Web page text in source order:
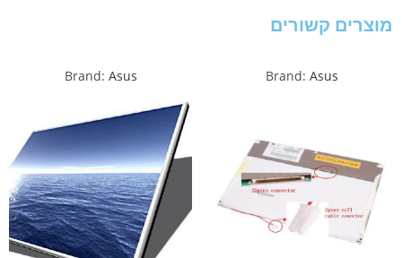
מוצרים קשורים
Brand: Asus
Brand: Asus